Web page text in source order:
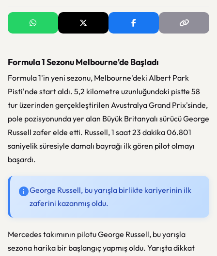
Formula 1 Sezonu Melbourne'de Başladı
Formula 1'in yeni sezonu, Melbourne'deki Albert Park
Pisti'nde start aldı. 5,2 kilometre uzunluğundaki pistte 58
tur üzerinden gerçekleştirilen Avustralya Grand Prix'sinde,
pole pozisyonunda yer alan Büyük Britanyalı sürücü George
Russell zafer elde etti. Russell, 1 saat 23 dakika 06.801
saniyelik süresiyle damalı bayrağı ilk gören pilot olmayı
başardı.
George Russell, bu yarışla birlikte kariyerinin ilk
zaferini kazanmış oldu.
Mercedes takımının pilotu George Russell, bu yarışla
sezona harika bir başlangıç yapmış oldu. Yarışta dikkat